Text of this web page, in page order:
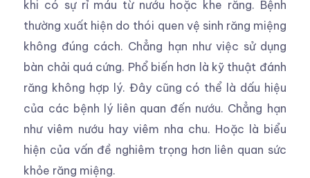
khi có sự rỉ máu từ nướu hoặc khe răng. Bệnh
thường xuất hiện do thói quen vệ sinh răng miệng
không đúng cách. Chẳng hạn như việc sử dụng
bàn chải quá cứng. Phổ biến hơn là kỹ thuật đánh
răng không hợp lý. Đây cũng có thể là dấu hiệu
của các bệnh lý liên quan đến nướu. Chẳng hạn
như viêm nướu hay viêm nha chu. Hoặc là biểu
hiện của vấn đề nghiêm trọng hơn liên quan sức
khỏe răng miệng.